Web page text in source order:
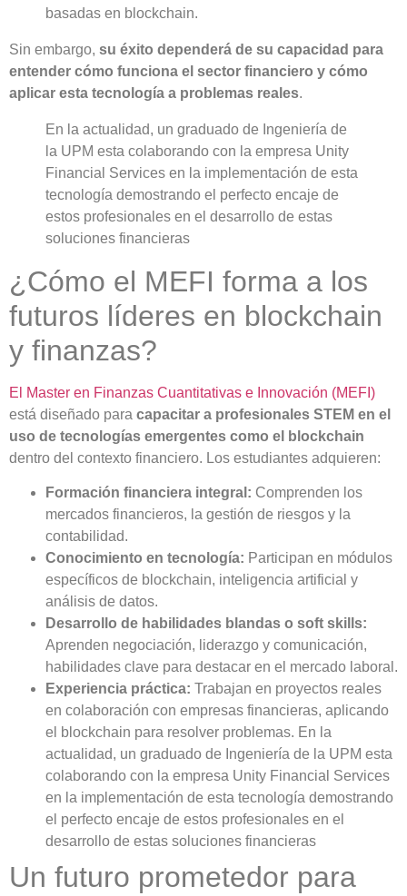
basadas en blockchain.
Sin embargo, su éxito dependerá de su capacidad para
entender cómo funciona el sector financiero y cómo
aplicar esta tecnología a problemas reales.
En la actualidad, un graduado de Ingeniería de
la UPM esta colaborando con la empresa Unity
Financial Services en la implementación de esta
tecnología demostrando el perfecto encaje de
estos profesionales en el desarrollo de estas
soluciones financieras
¿Cómo el MEFI forma a los
futuros líderes en blockchain
y finanzas?
El Master en Finanzas Cuantitativas e Innovación (MEFI)
está diseñado para capacitar a profesionales STEM en el
uso de tecnologías emergentes como el blockchain
dentro del contexto financiero. Los estudiantes adquieren:
Formación financiera integral: Comprenden los
mercados financieros, la gestión de riesgos y la
contabilidad.
Conocimiento en tecnología: Participan en módulos
específicos de blockchain, inteligencia artificial y
análisis de datos.
Desarrollo de habilidades blandas o soft skills:
Aprenden negociación, liderazgo y comunicación,
habilidades clave para destacar en el mercado laboral.
Experiencia práctica: Trabajan en proyectos reales
en colaboración con empresas financieras, aplicando
el blockchain para resolver problemas. En la
actualidad, un graduado de Ingeniería de la UPM esta
colaborando con la empresa Unity Financial Services
en la implementación de esta tecnología demostrando
el perfecto encaje de estos profesionales en el
desarrollo de estas soluciones financieras
Un futuro prometedor para